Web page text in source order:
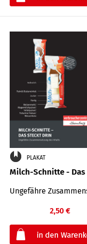
PLAKAT
Milch-Schnitte -
Ungefähre
2,50 €